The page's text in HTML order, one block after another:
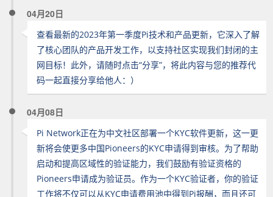
04月20日
查看最新的2023年第一季度Pi技术和产品更新，它深入了解
了核心团队的产品开发工作，以支持社区实现我们封闭的主
网目标！此外，请随时点击“分享”，将此内容与您的推荐代
码一起直接分享给他人：）
04月08日
Pi Network正在为中文社区部署一个KYC软件更新，这一更
新将会使更多中国Pioneers的KYC申请得到审核。为了帮助
启动和提高区域性的验证能力，我们鼓励有验证资格的
Pioneers申请成为验证员。作为一个KYC验证者，你的验证
工作将不仅可以从KYC申请费用池中得到Pi报酬，而且还可